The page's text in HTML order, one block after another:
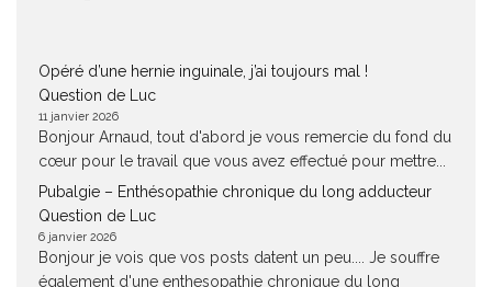
Opéré d’une hernie inguinale, j’ai toujours mal !
Question de Luc
11 janvier 2026
Bonjour Arnaud, tout d'abord je vous remercie du fond du
cœur pour le travail que vous avez effectué pour mettre...
Pubalgie – Enthésopathie chronique du long adducteur
Question de Luc
6 janvier 2026
Bonjour je vois que vos posts datent un peu.... Je souffre
également d'une enthesopathie chronique du long